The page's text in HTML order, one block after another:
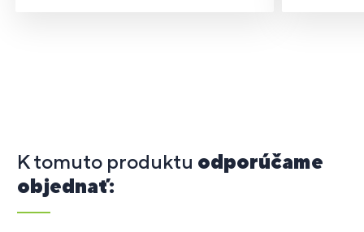
K tomuto produktu odporúčame
objednať: